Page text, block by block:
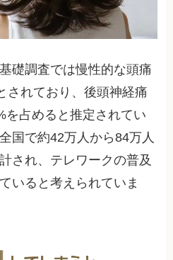
礎調査では慢性的な頭痛
されており、後頭神経痛
を占めると推定されてい
国で約42万人から84万人
され、テレワークの普及
いると考えられていま